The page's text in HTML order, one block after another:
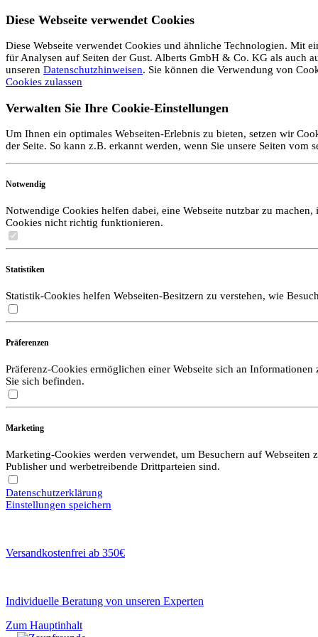
Diese Webseite verwendet Cookies
Diese Webseite verwendet Cookies und ähnliche Technologien. Mit
für Analysen auf Seiten der Gust. Alberts GmbH & Co. KG als auch
unseren Datenschutzhinweisen. Sie können die Verwendung von
Cookies zulassen
Verwalten Sie Ihre Cookie-Einstellungen
Um Ihnen ein optimales Webseiten-Erlebnis zu bieten, setzen wir
der Seite. So kann z.B. erkannt werden, wenn Sie unsere Seiten
Notwendig
Notwendige Cookies helfen dabei, eine Webseite nutzbar zu
Cookies nicht richtig funktionieren.
Statistiken
Statistik-Cookies helfen Webseiten-Besitzern zu verstehen, wie
Präferenzen
Präferenz-Cookies ermöglichen einer Webseite sich an
Sie sich befinden.
Marketing
Marketing-Cookies werden verwendet, um Besuchern auf
Publisher und werbetreibende Drittparteien sind.
Datenschutzerklärung
Einstellungen speichern
Versandkostenfrei ab 350€
Individuelle Beratung von unseren Experten
Zum Hauptinhalt